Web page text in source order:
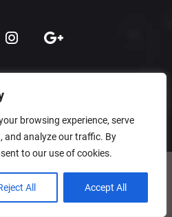
browsing experience, serve
and analyze our traffic. By
to our use of cookies.
All Accept All